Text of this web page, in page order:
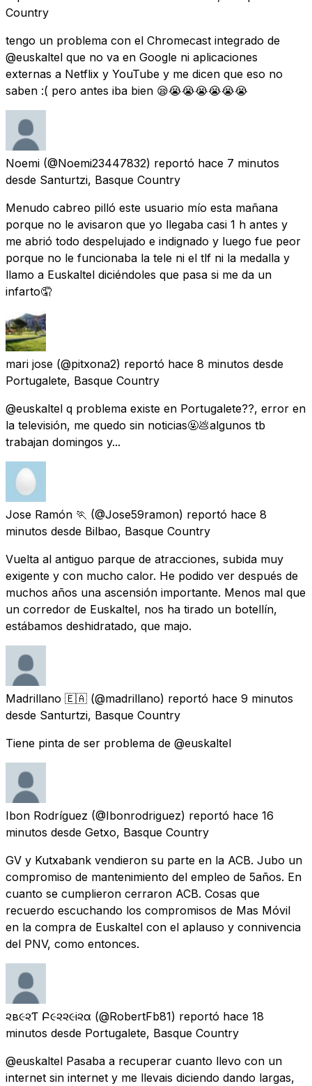
Country
tengo un problema con el Chromecast integrado de
@euskaltel que no va en Google ni aplicaciones
externas a Netflix y YouTube y me dicen que eso no
saben :( pero antes iba bien 😪😭😭😭😭😭😭
Noemi (@Noemi23447832) reportó hace 7 minutos
desde Santurtzi, Basque Country
Menudo cabreo pilló este usuario mío esta mañana
porque no le avisaron que yo llegaba casi 1 h antes y
me abrió todo despelujado e indignado y luego fue peor
porque no le funcionaba la tele ni el tlf ni la medalla y
llamo a Euskaltel diciéndoles que pasa si me da un
infarto🤦
mari jose (@pitxona2) reportó hace 8 minutos desde
Portugalete, Basque Country
@euskaltel q problema existe en Portugalete??, error en
la televisión, me quedo sin noticias🤬💩algunos tb
trabajan domingos y...
Jose Ramón 🏃 (@Jose59ramon) reportó hace 8
minutos desde Bilbao, Basque Country
Vuelta al antiguo parque de atracciones, subida muy
exigente y con mucho calor. He podido ver después de
muchos años una ascensión importante. Menos mal que
un corredor de Euskaltel, nos ha tirado un botellín,
estábamos deshidratado, que majo.
Madrillano 🇪🇦 (@madrillano) reportó hace 9 minutos
desde Santurtzi, Basque Country
Tiene pinta de ser problema de @euskaltel
Ibon Rodríguez (@Ibonrodriguez) reportó hace 16
minutos desde Getxo, Basque Country
GV y Kutxabank vendieron su parte en la ACB. Jubo un
compromiso de mantenimiento del empleo de 5años. En
cuanto se cumplieron cerraron ACB. Cosas que
recuerdo escuchando los compromisos de Mas Móvil
en la compra de Euskaltel con el aplauso y connivencia
del PNV, como entonces.
૨ѳв૯૨Ƭѳ Բ૯૨૨૯i૨α (@RobertFb81) reportó hace 18
minutos desde Portugalete, Basque Country
@euskaltel Pasaba a recuperar cuanto llevo con un
internet sin internet y me llevais diciendo dando largas,